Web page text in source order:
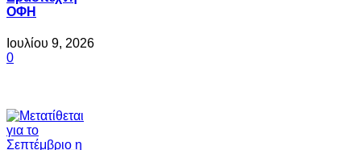
ΟΦΗ
Ιουλίου 9, 2026
0